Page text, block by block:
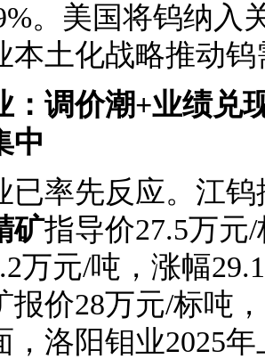
。美国将钨纳入
本土化战略推动
：调价潮+业绩兑
中
已率先反应。江
矿指导价27.5万元
万元/吨，涨幅
报价28万元/标吨
，洛阳钼业2025